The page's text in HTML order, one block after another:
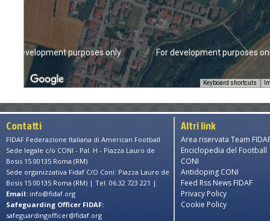
For development purposes
For development purposes only
Keyboard shortcuts
Contatti
FIDAF Federazione Italiana di American Football
Sede legale c/o CONI - Pal. H - Piazza Lauro de
Bosis 15 00135 Roma (RM)
Sede organizzativa Fidaf C/O Coni: Piazza Lauro de
Bosis 15 00135 Roma (RM) | Tel. 06.32 723 221 |
Email: info@fidaf.org
Safeguarding Officer FIDAF:
safeguardingofficer@fidaf.org
Altri link
Area riservata Team
Enciclopedia del Football
CONI
Antidoping CONI
Feed Rss News FIDAF
Privacy Policy
Cookie Policy